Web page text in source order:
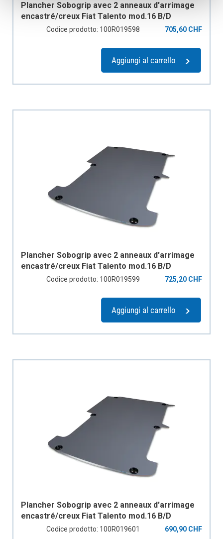
Plancher Sobogrip avec 2 anneaux d'arrimage
encastré/creux Fiat Talento mod.16 B/D
empattement 3498 mm, H1, 1 porte coulissante
Codice prodotto: 100R019598 705,60 CHF
Aggiungi al carrello
Plancher Sobogrip avec 2 anneaux d'arrimage
encastré/creux Fiat Talento mod.16 B/D
empattement 3498 mm, H1, 2 portes
Codice prodotto: 100R019599 725,20 CHF
Aggiungi al carrello
Plancher Sobogrip avec 2 anneaux d'arrimage
encastré/creux Fiat Talento mod.16 B/D
empattement 3098 mm, H1, 2 portes
Codice prodotto: 100R019601 690,90 CHF